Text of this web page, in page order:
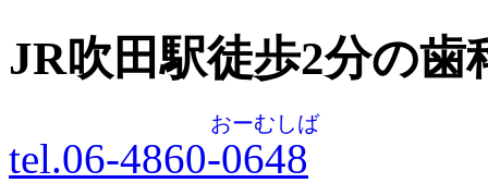
JR吹田駅徒歩2分の歯
tel.06-4860-0648
おーむしば